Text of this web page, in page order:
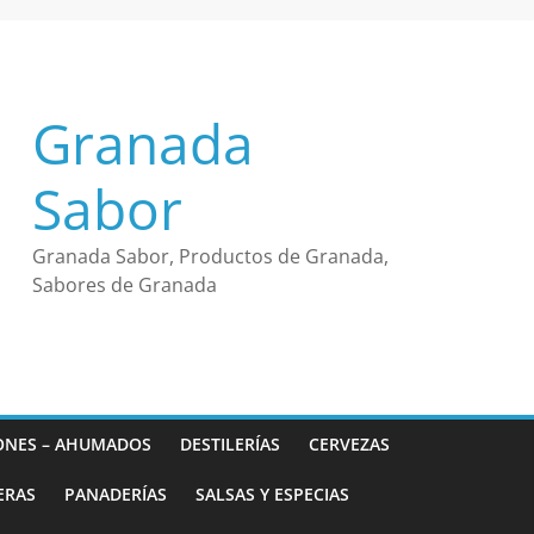
Granada
Sabor
Granada Sabor, Productos de Granada,
Sabores de Granada
– AHUMADOS DESTILERÍAS CERVEZAS
PANADERÍAS SALSAS Y ESPECIAS